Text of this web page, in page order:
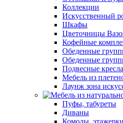
Коллекции
Искусственный
Шкафы
Цветочницы
Кофейные
Обеденные
Обеденные
Подвесные
Мебель из
Лаунж зона
Пуфы, табуреты
Диваны
Комоды. этажерки